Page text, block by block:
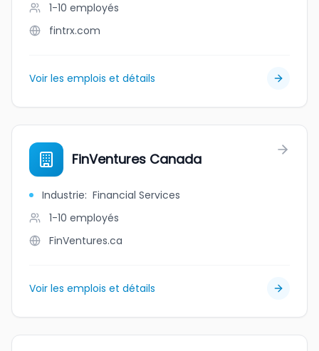
1-10 employés
fintrx.com
Voir les emplois et détails
FinVentures Canada
Industrie: Financial Services
1-10 employés
FinVentures.ca
Voir les emplois et détails